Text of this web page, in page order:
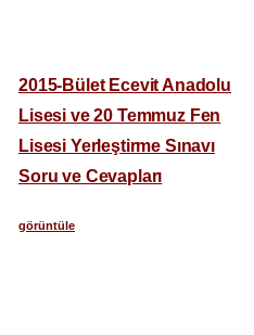
2015-Bület Ecevit Anadolu
Lisesi ve 20 Temmuz Fen
Lisesi Yerleştirme Sınavı
Soru ve Cevapları
görüntüle